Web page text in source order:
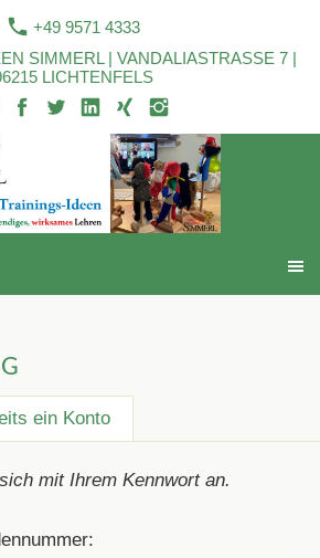
+49 9571 4333
SIMMERL | VANDALIASTRASSE 7 |
LICHTENFELS
ein Konto
mit Ihrem Kennwort an.